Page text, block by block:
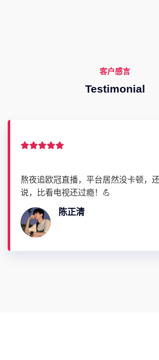
客户感言
Testimonial
熬夜追欧冠直播，平台居然没卡顿，
说，比看电视还过瘾！💪
陈正清